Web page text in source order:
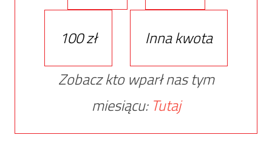
100 zł
Inna kwota
Zobacz kto wparł nas tym
miesiącu: Tutaj